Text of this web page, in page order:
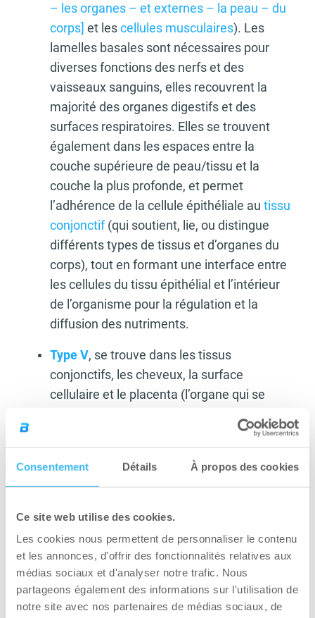
Consentement Détails À propos des cookies
Ce site web utilise des cookies.
Les cookies nous permettent de personnaliser le contenu
et les annonces, d'offrir des fonctionnalités relatives aux
médias sociaux et d'analyser notre trafic. Nous
partageons également des informations sur l'utilisation de
notre site avec nos partenaires de médias sociaux, de
– les organes – et externes – la peau – du
corps] et lescellules musculaires). Les
lamelles basales sont nécessaires pour
diverses fonctions des nerfs et des
vaisseaux sanguins, elles recouvrent la
majorité des organes digestifs et des
surfaces respiratoires. Elles se trouvent
également dans les espaces entre la
couche supérieure de peau/tissu et la
couche la plus profonde, et permet
l’adhérence de la cellule épithéliale au tissu
conjonctif(qui soutient, lie, ou distingue
différents types de tissus et d’organes du
corps), tout en formant une interface entre
les cellules du tissu épithélial et l’intérieur
de l’organisme pour la régulation et la
diffusion des nutriments.
Type V, se trouve dans les tissus
conjonctifs, les cheveux, la surface
cellulaire et le placenta (l’organe qui se
grossesse, fournit de l’oxygène et des
Type X :ce type aide à la formation de
articulaire. Il est impliqué dans le processus
d’ossification, est bénéfique pour la
cicatrisation des fractures osseuses et la
réparation des articulations.
Ainsi – d’après les caractéristiques et les